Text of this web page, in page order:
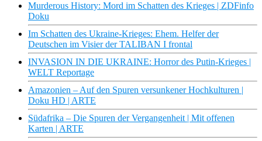
Murderous History: Mord im Schatten des Krieges | ZDFinfo
Doku
Im Schatten des Ukraine-Krieges: Ehem. Helfer der
Deutschen im Visier der TALIBAN I frontal
INVASION IN DIE UKRAINE: Horror des Putin-Krieges |
WELT Reportage
Amazonien – Auf den Spuren versunkener Hochkulturen |
Doku HD | ARTE
Südafrika – Die Spuren der Vergangenheit | Mit offenen
Karten | ARTE